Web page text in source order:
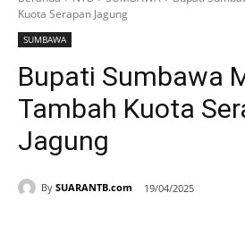
Kuota Serapan Jagung
SUMBAWA
Bupati Sumbawa
Tambah Kuota
Jagung
By SUARANTB.com 19/04/2025